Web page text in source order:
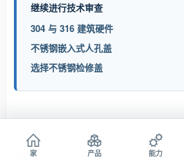
继续进行技术审查
304 与 316 建筑硬件
不锈钢嵌入式人孔盖
选择不锈钢检修盖
分享：
家 产品 能力